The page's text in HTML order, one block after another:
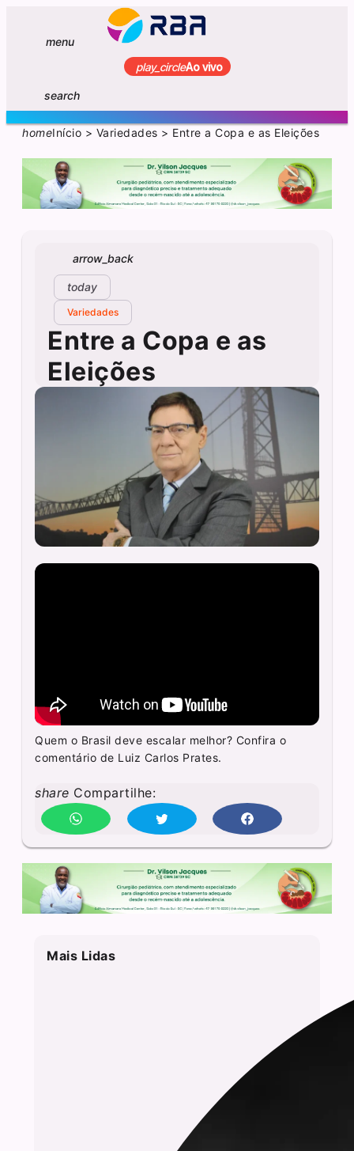
menu
play_circleAo vivo
search
homeInício > Variedades > Entre a Copa e as Eleições
arrow_back
today
Variedades
Entre a Copa e as
Eleições
Quem o Brasil deve escalar melhor? Confira o
comentário de Luiz Carlos Prates.
share Compartilhe:
Mais Lidas